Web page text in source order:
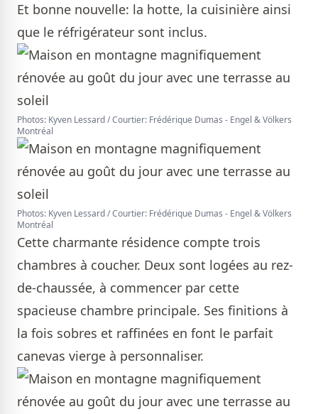
Et bonne nouvelle: la hotte, la cuisinière ainsi
que le réfrigérateur sont inclus.
Photos: Kyven Lessard / Courtier: Frédérique Dumas - Engel & Völkers
Montréal
Photos: Kyven Lessard / Courtier: Frédérique Dumas - Engel & Völkers
Montréal
Cette charmante résidence compte trois
chambres à coucher. Deux sont logées au rez-
de-chaussée, à commencer par cette
spacieuse chambre principale. Ses finitions à
la fois sobres et raffinées en font le parfait
canevas vierge à personnaliser.